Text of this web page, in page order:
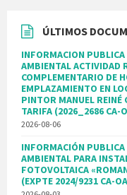
ÚLTIMOS
INFORMACION
AMBIENTAL ACTIVIDAD
COMPLEMENTARIO DE
EMPLAZAMIENTO EN
PINTOR MANUEL REINÉ
TARIFA (2026_2686 CA-
2026-08-06
INFORMACIÓN
AMBIENTAL PARA
FOTOVOLTAICA
(EXPTE 2024/9231 CA-